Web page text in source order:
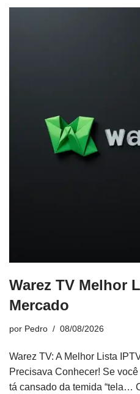
Warez TV Melhor
Mercado
por Pedro 08/08/2026
Warez TV: A Melhor Lista
Precisava Conhecer! Se
tá cansado da temida “tela…